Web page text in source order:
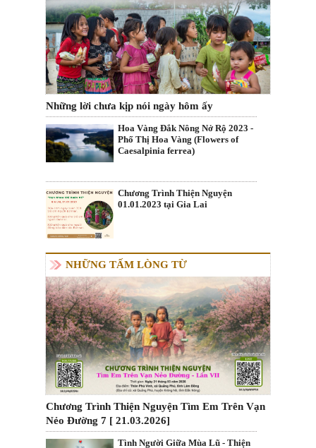
Những lời chưa kịp nói ngày hôm ấy
Hoa Vàng Đắk Nông Nở Rộ 2023 -
Phố Thị Hoa Vàng (Flowers of
Caesalpinia ferrea)
Chương Trình Thiện Nguyện
01.01.2023 tại Gia Lai
NHỮNG TẤM LÒNG TỪ
Chương Trình Thiện Nguyện Tìm Em Trên Vạn
Nẻo Đường 7 [ 21.03.2026]
Tình Người Giữa Mùa Lũ - Thiện